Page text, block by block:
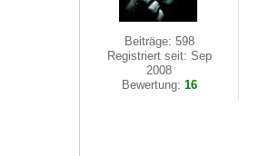
Beiträge: 598
Registriert seit: Sep
2008
Bewertung: 16